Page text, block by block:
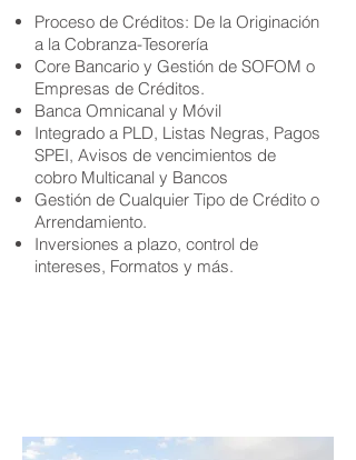
Proceso de Créditos: De la Originación
a la Cobranza-Tesorería
Core Bancario y Gestión de SOFOM o
Empresas de Créditos.
Banca Omnicanal y Móvil
Integrado a PLD, Listas Negras, Pagos
SPEI, Avisos de vencimientos de
cobro Multicanal y Bancos
Gestión de Cualquier Tipo de Crédito o
Arrendamiento.
Inversiones a plazo, control de
intereses, Formatos y más.